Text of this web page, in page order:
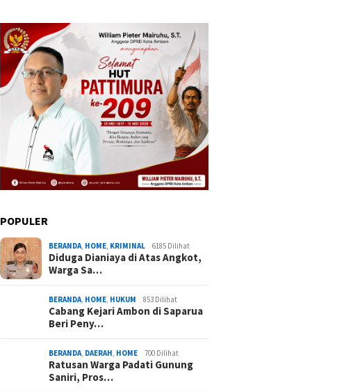
POPULER
BERANDA HOME KRIMINAL 6185 Dilihat
Diduga Dianiaya di Atas Angkot,
Warga Sa…
BERANDA HOME HUKUM 853 Dilihat
Cabang Kejari Ambon di Saparua
Beri Peny…
BERANDA DAERAH HOME 700 Dilihat
Ratusan Warga Padati Gunung
Saniri, Pros…